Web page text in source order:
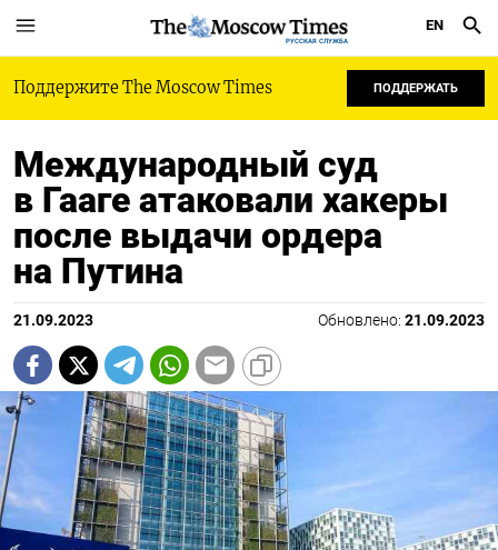
РУССКАЯ СЛУЖБА
EN
Поддержите The Moscow Times ПОДДЕРЖАТЬ
Международный суд
в Гааге атаковали хакеры
после выдачи ордера
на Путина
21.09.2023 Обновлено: 21.09.2023